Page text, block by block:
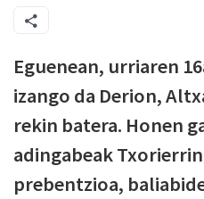
Eguenean, urriaren
izango da Derion,
rekin batera. Honen
adingabeak
prebentzioa,